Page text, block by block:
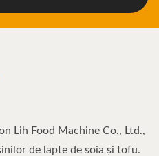
Lih Food Machine Co., Ltd.,
de lapte de soia și tofu.